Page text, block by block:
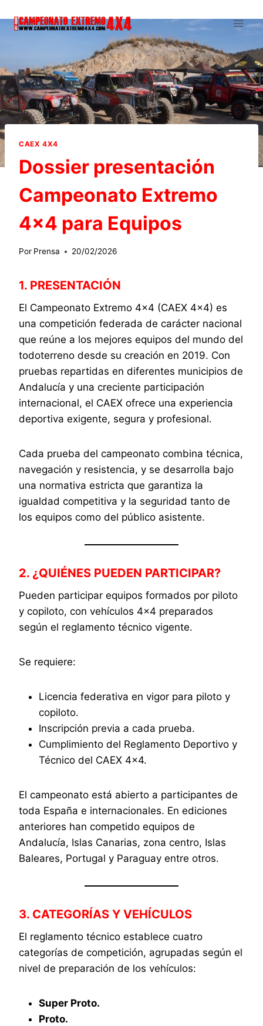
CAEX 4X4
Dossier presentación
Campeonato Extremo
4×4 para Equipos
Por Prensa 20/02/2026
1. PRESENTACIÓN
El Campeonato Extremo 4×4 (CAEX 4×4) es
una competición federada de carácter nacional
que reúne a los mejores equipos del mundo del
todoterreno desde su creación en 2019. Con
pruebas repartidas en diferentes municipios de
Andalucía y una creciente participación
internacional, el CAEX ofrece una experiencia
deportiva exigente, segura y profesional.
Cada prueba del campeonato combina técnica,
navegación y resistencia, y se desarrolla bajo
una normativa estricta que garantiza la
igualdad competitiva y la seguridad tanto de
los equipos como del público asistente.
2. ¿QUIÉNES PUEDEN PARTICIPAR?
Pueden participar equipos formados por piloto
y copiloto, con vehículos 4×4 preparados
según el reglamento técnico vigente.
Se requiere:
Licencia federativa en vigor para piloto y
copiloto.
Inscripción previa a cada prueba.
Cumplimiento del Reglamento Deportivo y
Técnico del CAEX 4×4.
El campeonato está abierto a participantes de
toda España e internacionales. En ediciones
anteriores han competido equipos de
Andalucía, Islas Canarias, zona centro, Islas
Baleares, Portugal y Paraguay entre otros.
3. CATEGORÍAS Y VEHÍCULOS
El reglamento técnico establece cuatro
categorías de competición, agrupadas según el
nivel de preparación de los vehículos:
Super Proto.
Proto.